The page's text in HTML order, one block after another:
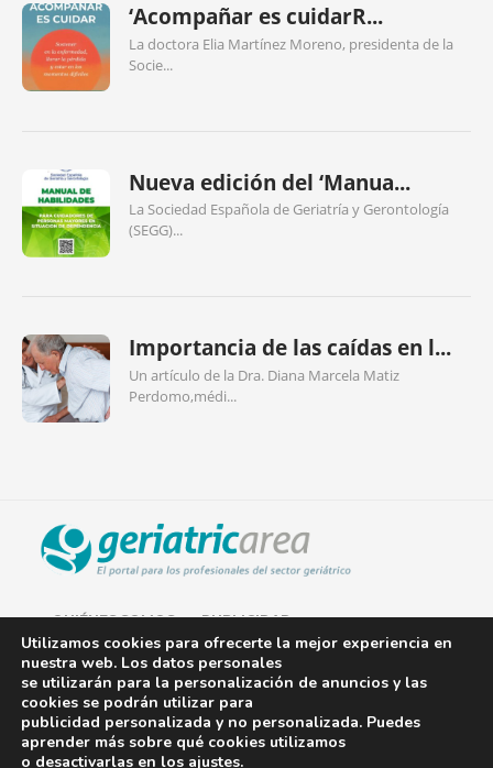
‘Acompañar es cuidarR...
La doctora Elia Martínez Moreno, presidenta de la
Socie...
Nueva edición del ‘Manua...
La Sociedad Española de Geriatría y Gerontología
(SEGG)...
Importancia de las caídas en l...
Un artículo de la Dra. Diana Marcela Matiz
Perdomo,médi...
QUIÉNES SOMOS PUBLICIDAD
AVISO LEGAL
POLÍTICA DE COOKIES
POLÍTICA DE PRIVACIDAD
Utilizamos cookies para ofrecerte la mejor experiencia en
nuestra web. Los datos personales
se utilizarán para la personalización de anuncios y las
cookies se podrán utilizar para
publicidad personalizada y no personalizada. Puedes
aprender más sobre qué cookies utilizamos
o desactivarlas en los ajustes.